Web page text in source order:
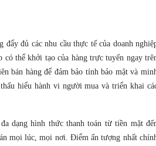
đủ các nhu cầu thực tế của doanh
có thể khởi tạo của hàng trực tuyến ngay
bán hàng để đảm bảo tính bảo mật và
hiểu hành vi người mua và triển khai
dạng hình thức thanh toán từ tiền mặt
mọi lúc, mọi nơi. Điểm ấn tượng nhất